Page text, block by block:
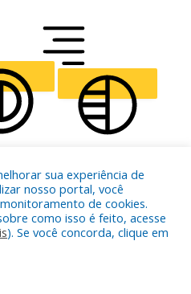
ALIGN TEXT
sua experiência de
nosso portal, você
de cookies.
como isso é feito, acesse
). Se você concorda, clique em